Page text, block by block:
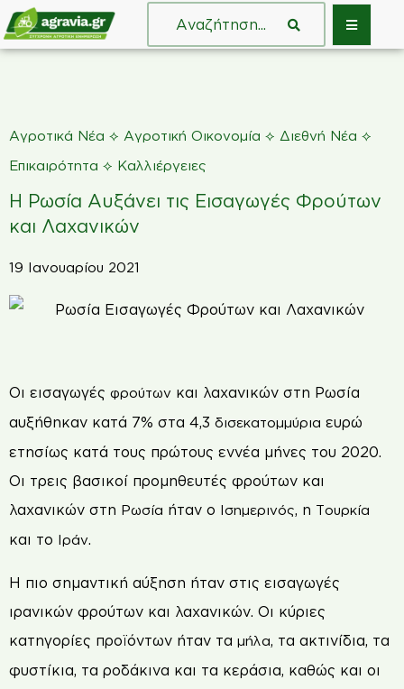
Αγροτικά Νέα ⟡ Αγροτική Οικονομία ⟡ Διεθνή Νέα ⟡
Επικαιρότητα ⟡ Καλλιέργειες
Η Ρωσία Αυξάνει τις Εισαγωγές Φρούτων
και Λαχανικών
19 Ιανουαρίου 2021
Οι εισαγωγές φρούτων και λαχανικών στη Ρωσία
αυξήθηκαν κατά 7% στα 4,3 δισεκατομμύρια ευρώ
ετησίως κατά τους πρώτους εννέα μήνες του 2020.
Οι τρεις βασικοί προμηθευτές φρούτων και
λαχανικών στη Ρωσία ήταν ο Ισημερινός, η Τουρκία
και το Ιράν.
Η πιο σημαντική αύξηση ήταν στις εισαγωγές
ιρανικών φρούτων και λαχανικών. Οι κύριες
κατηγορίες προϊόντων ήταν τα μήλα, τα ακτινίδια, τα
φυστίκια, τα ροδάκινα και τα κεράσια, καθώς και οι